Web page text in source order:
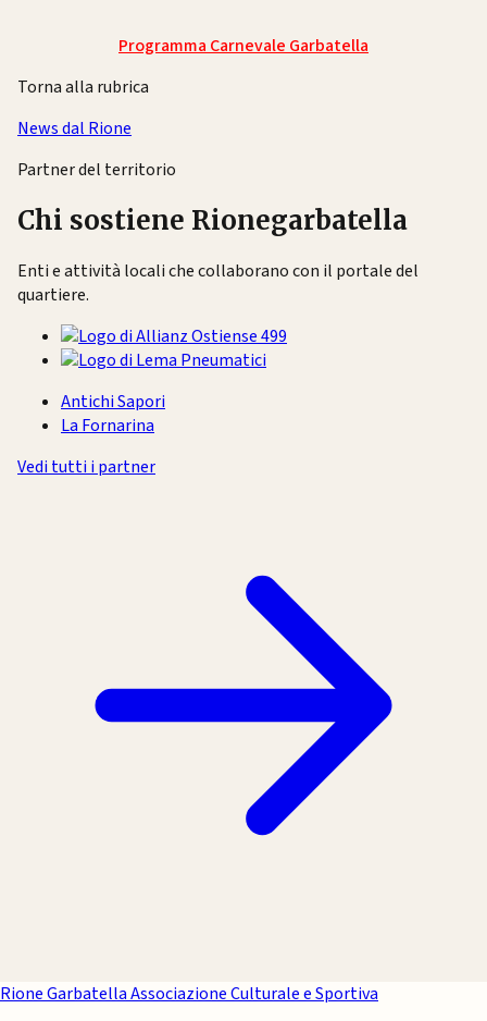
Programma Carnevale Garbatella
Torna alla rubrica
News dal Rione
Partner del territorio
Chi sostiene Rionegarbatella
Enti e attività locali che collaborano con il portale del
quartiere.
Antichi Sapori
La Fornarina
Vedi tutti i partner
Rione GarbatellaAssociazione Culturale e Sportiva